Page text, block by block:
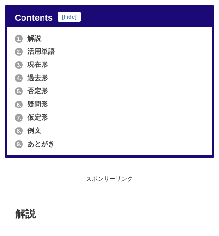
Contents [hide]
1. 解説
2. 活用単語
3. 現在形
4. 過去形
5. 否定形
6. 疑問形
7. 仮定形
8. 例文
9. あとがき
スポンサーリンク
解説